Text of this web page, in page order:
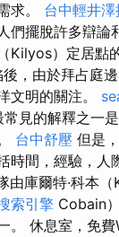
求。 台中輕井
們擺脫許多辯論
Kilyos）定居點
，由於拜占庭
文明的關注。
常見的解釋之一
台中舒壓 但是
時間，經驗，人
由庫爾特·科本（
索引擎 Cobain
。 休息室，免費